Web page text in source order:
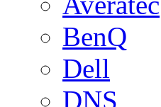
BenQ
Dell
DNS